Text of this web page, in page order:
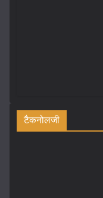
टैकनोलजी